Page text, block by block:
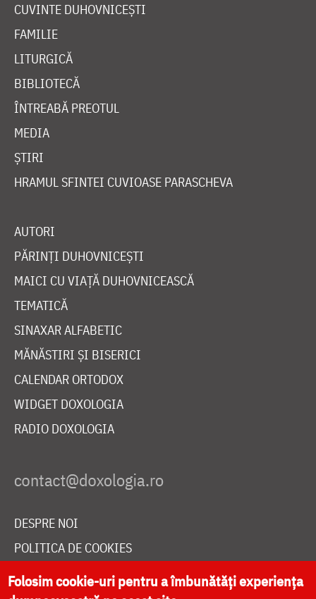
CUVINTE DUHOVNICEȘTI
FAMILIE
LITURGICĂ
BIBLIOTECĂ
ÎNTREABĂ PREOTUL
MEDIA
ȘTIRI
HRAMUL SFINTEI CUVIOASE PARASCHEVA
AUTORI
PĂRINȚI DUHOVNICEȘTI
MAICI CU VIAȚĂ DUHOVNICEASCĂ
TEMATICĂ
SINAXAR ALFABETIC
MĂNĂSTIRI ȘI BISERICI
CALENDAR ORTODOX
WIDGET DOXOLOGIA
RADIO DOXOLOGIA
DESPRE NOI
POLITICA DE COOKIES
DONEAZĂ ONLINE PENTRU CATEDRALA NAȚIONALĂ
Folosim cookie-uri pentru a îmbunătăți experiența